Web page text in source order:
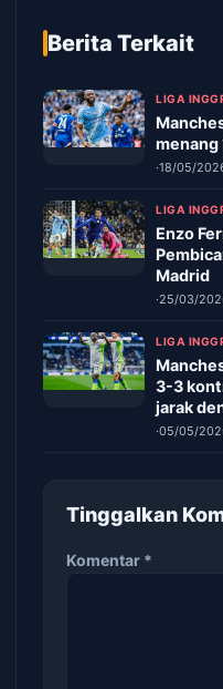
Berita Terkait
LIGA
menang
·18/05/
LIGA
Enzo
Madrid
·25/03/
LIGA
3-3
jarak
·05/05/
Tinggalkan
Komentar *